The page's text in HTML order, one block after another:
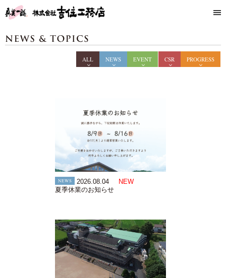
PROGRESS
CSR
EVENT
NEWS
ALL
NEWS 2026.08.04
NEW
夏季休業のお知らせ